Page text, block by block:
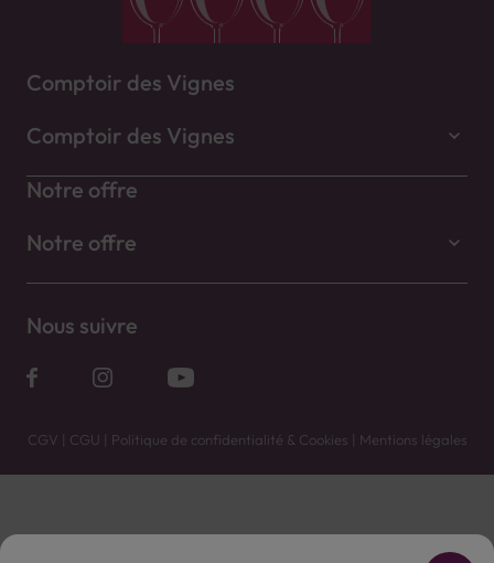
Comptoir des Vignes
Comptoir des Vignes
Notre offre
Notre offre
Nous suivre
CGV | CGU | Politique de confidentialité & Cookies | Mentions légales
Vente uniquement en caves. Contactez votre caviste pour plus de renseignements.